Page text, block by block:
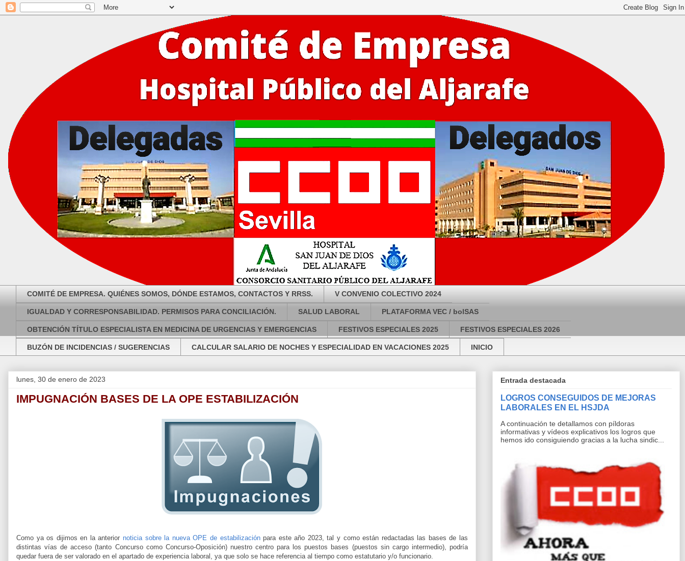
COMITÉ DE EMPRESA. QUIÉNES SOMOS, DÓNDE ESTAMOS, CONTACTOS Y RRSS. V CONVENIO COLECTIVO 2024
IGUALDAD Y CORRESPONSABILIDAD. PERMISOS PARA CONCILIACIÓN. SALUD LABORAL PLATAFORMA VEC / bolSAS
OBTENCIÓN TÍTULO ESPECIALISTA EN MEDICINA DE URGENCIAS Y EMERGENCIAS FESTIVOS ESPECIALES 2025 FESTIVOS ESPECIALES 2026
BUZÓN DE INCIDENCIAS / SUGERENCIAS CALCULAR SALARIO DE NOCHES Y ESPECIALIDAD EN VACACIONES 2025 INICIO
lunes, 30 de enero de 2023
IMPUGNACIÓN BASES DE LA OPE ESTABILIZACIÓN
Como ya os dijimos en la anterior noticia sobre la nueva OPE de estabilizaciónpara este año 2023, tal y como están redactadas las bases de las
distintas vías de acceso (tanto Concurso como Concurso-Oposición) nuestro centro para los puestos bases (puestos sin cargo intermedio), podría
quedar fuera de ser valorado en el apartado de experiencia laboral, ya que solo se hace referencia al tiempo como estatutario y/o funcionario.
Entrada destacada
LOGROS CONSEGUIDOS DE MEJORAS
LABORALES EN EL HSJDA
A continuación te detallamos con píldoras
informativas y vídeos explicativos los logros que
hemos ido consiguiendo gracias a la lucha sindic...